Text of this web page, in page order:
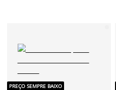
PREÇO SEMPRE BAIXO